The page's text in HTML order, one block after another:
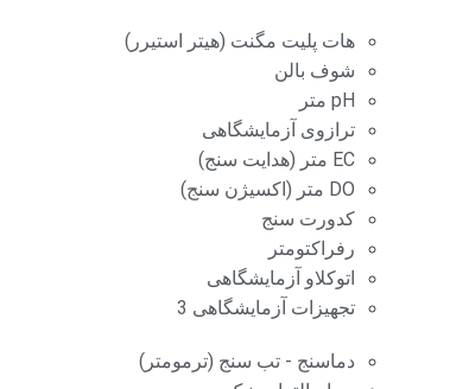
هات پلیت مگنت (هیتر استیرر)
شوف بالن
pH متر
ترازوی آزمایشگاهی
EC متر (هدایت سنج)
DO متر (اکسیژن سنج)
کدورت سنج
رفراکتومتر
اتوکلاو آزمایشگاهی
تجهیزات آزمایشگاهی 3
دماسنج - تب سنج (ترمومتر)